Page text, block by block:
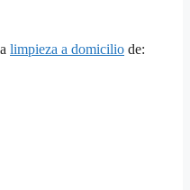
limpieza a domicilio de: